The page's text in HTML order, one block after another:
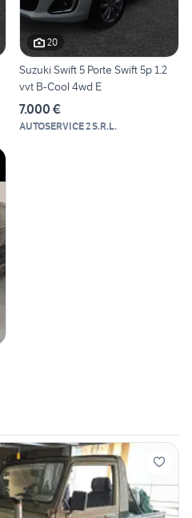
20
Suzuki Swift 5 Porte Swift 5p 1.2
vvt B-Cool 4wd E
7.000 €
AUTOSERVICE 2 S.R.L.